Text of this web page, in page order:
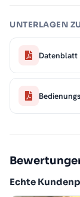
UNTERLAGEN
Datenblatt
Echte